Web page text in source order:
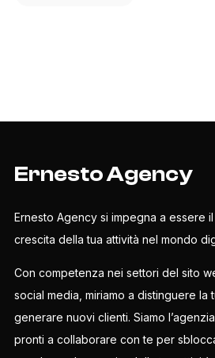
Ernesto Agency
Ernesto Agency si impegna a essere
crescita della tua attività nel mondo
Con competenza nei settori del sito
social media, miriamo a distinguere la
generare nuovi clienti. Siamo
pronti a collaborare con te per